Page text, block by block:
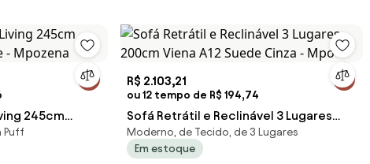
245cm
Siesta Z32 Veludo Bege - Mpozena
Puff
R$ 2.103,21
ou 12 tempo de R$ 194,74
Sofá Retrátil e Reclinável 3 Lugares
200cm Viena A12 Suede Cinza - Mpo
Moderno, de Tecido, de 3 Lugares
Em estoque